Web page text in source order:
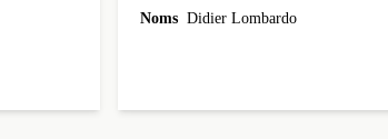
du
même en
Noms Didier Lombardo